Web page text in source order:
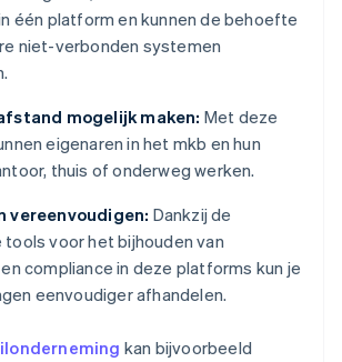
één platform en kunnen de behoefte
niet-verbonden systemen
mogelijk maken: Met deze
eigenaren in het mkb en hun
thuis of onderweg werken.
vereenvoudigen: Dankzij de
voor het bijhouden van
compliance in deze platforms kun je
eenvoudiger afhandelen.
kan bijvoorbeeld